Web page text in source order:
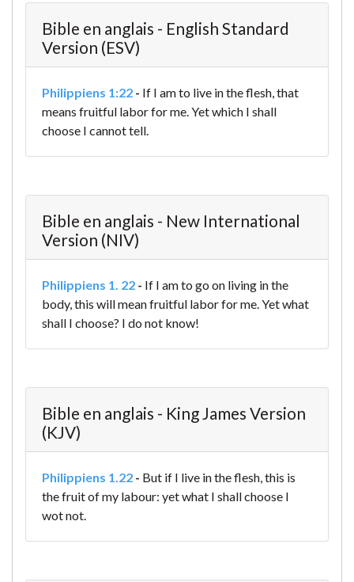
Bible en anglais - English Standard
Version (ESV)
Philippiens 1:22 - If I am to live in the flesh, that
means fruitful labor for me. Yet which I shall
choose I cannot tell.
Bible en anglais - New International
Version (NIV)
Philippiens 1. 22 - If I am to go on living in the
body, this will mean fruitful labor for me. Yet what
shall I choose? I do not know!
Bible en anglais - King James Version
(KJV)
Philippiens 1.22 - But if I live in the flesh, this is
the fruit of my labour: yet what I shall choose I
wot not.